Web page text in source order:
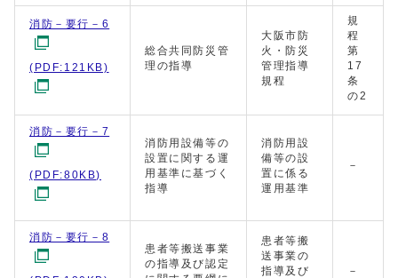
消防－要行－6
(PDF:121KB)
総合共同防災管
理の指導
大阪市防
火・防災
管理指導
規程
規
程
第
17
条
の2
消防－要行－7
(PDF:80KB)
消防用設備等の
設置に関する運
用基準に基づく
指導
消防用設
備等の設
置に係る
運用基準
－
消防－要行－8
患者等搬送事業
の指導及び認定
患者等搬
送事業の
指導及び
－